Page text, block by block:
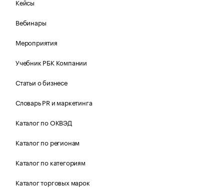
Кейсы
Вебинары
Мероприятия
Учебник РБК Компании
Статьи о бизнесе
Словарь PR и маркетинга
Каталог по ОКВЭД
Каталог по регионам
Каталог по категориям
Каталог торговых марок